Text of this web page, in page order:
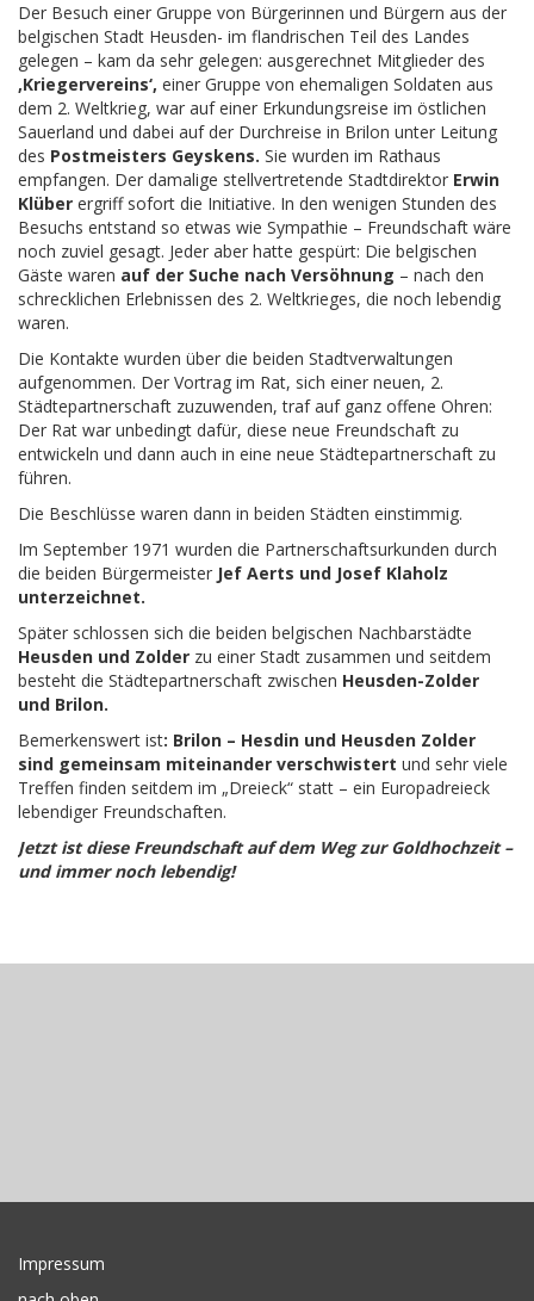
Der Besuch einer Gruppe von Bürgerinnen und Bürgern aus der
belgischen Stadt Heusden- im flandrischen Teil des Landes
gelegen – kam da sehr gelegen: ausgerechnet Mitglieder des
‚Kriegervereins‘, einer Gruppe von ehemaligen Soldaten aus
dem 2. Weltkrieg, war auf einer Erkundungsreise im östlichen
Sauerland und dabei auf der Durchreise in Brilon unter Leitung
des Postmeisters Geyskens. Sie wurden im Rathaus
empfangen. Der damalige stellvertretende Stadtdirektor Erwin
Klüber ergriff sofort die Initiative. In den wenigen Stunden des
Besuchs entstand so etwas wie Sympathie – Freundschaft wäre
noch zuviel gesagt. Jeder aber hatte gespürt: Die belgischen
Gäste waren auf der Suche nach Versöhnung – nach den
schrecklichen Erlebnissen des 2. Weltkrieges, die noch lebendig
waren.
Die Kontakte wurden über die beiden Stadtverwaltungen
aufgenommen. Der Vortrag im Rat, sich einer neuen, 2.
Städtepartnerschaft zuzuwenden, traf auf ganz offene Ohren:
Der Rat war unbedingt dafür, diese neue Freundschaft zu
entwickeln und dann auch in eine neue Städtepartnerschaft zu
führen.
Die Beschlüsse waren dann in beiden Städten einstimmig.
Im September 1971 wurden die Partnerschaftsurkunden durch
die beiden Bürgermeister Jef Aerts und Josef Klaholz
unterzeichnet.
Später schlossen sich die beiden belgischen Nachbarstädte
Heusden und Zolder zu einer Stadt zusammen und seitdem
besteht die Städtepartnerschaft zwischen Heusden-Zolder
und Brilon.
Bemerkenswert ist: Brilon – Hesdin und Heusden Zolder
sind gemeinsam miteinander verschwistert und sehr viele
Treffen finden seitdem im „Dreieck“ statt – ein Europadreieck
lebendiger Freundschaften.
Jetzt ist diese Freundschaft auf dem Weg zur Goldhochzeit –
und immer noch lebendig!
Impressum